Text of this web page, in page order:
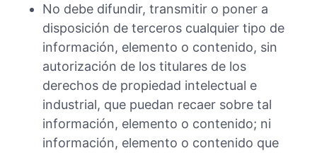
No debe difundir, transmitir o poner a
disposición de terceros cualquier tipo de
información, elemento o contenido, sin
autorización de los titulares de los
derechos de propiedad intelectual e
industrial, que puedan recaer sobre tal
información, elemento o contenido; ni
información, elemento o contenido que